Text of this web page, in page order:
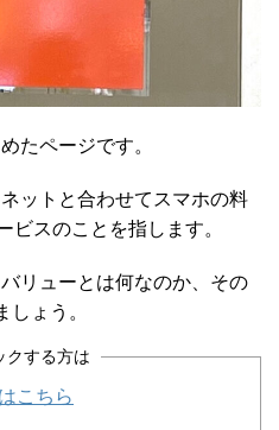
たページです。
ットと合わせてスマホの料
スのことを指します。
リューとは何なのか、その
ょう。
クする方は
はこちら